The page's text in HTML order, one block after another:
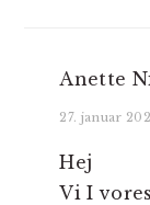
Anette
27. januar
Hej
Vi I